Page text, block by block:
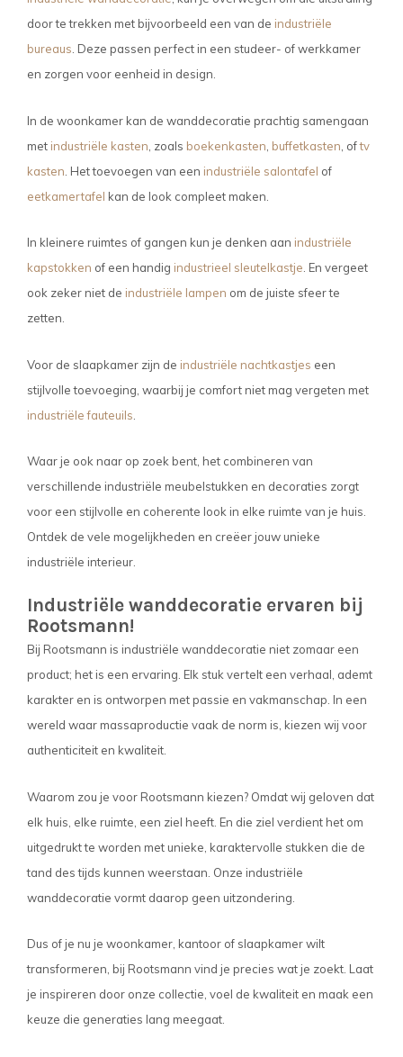
door te trekken met bijvoorbeeld een van de industriële
bureaus. Deze passen perfect in een studeer- of werkkamer
en zorgen voor eenheid in design.
In de woonkamer kan de wanddecoratie prachtig samengaan
met industriële kasten , zoals boekenkasten buffetkasten , oftv
kasten . Het toevoegen van een industriële salontafel of
eetkamertafel kan de look compleet maken.
In kleinere ruimtes of gangen kun je denken aan industriële
kapstokken of een handig industrieel sleutelkastje . En vergeet
ook zeker niet de industriële lampen om de juiste sfeer te
zetten.
Voor de slaapkamer zijn de industriële nachtkastjes een
stijlvolle toevoeging, waarbij je comfort niet mag vergeten met
industriële fauteuils
Waar je ook naar op zoek bent, het combineren van
verschillende industriële meubelstukken en decoraties zorgt
voor een stijlvolle en coherente look in elke ruimte van je huis.
Ontdek de vele mogelijkheden en creëer jouw unieke
industriële interieur.
Industriële wanddecoratie ervaren bij
Rootsmann!
Bij Rootsmann is industriële wanddecoratie niet zomaar een
product; het is een ervaring. Elk stuk vertelt een verhaal, ademt
karakter en is ontworpen met passie en vakmanschap. In een
wereld waar massaproductie vaak de norm is, kiezen wij voor
authenticiteit en kwaliteit.
Waarom zou je voor Rootsmann kiezen? Omdat wij geloven dat
elk huis, elke ruimte, een ziel heeft. En die ziel verdient het om
uitgedrukt te worden met unieke, karaktervolle stukken die de
tand des tijds kunnen weerstaan. Onze industriële
wanddecoratie vormt daarop geen uitzondering.
Dus of je nu je woonkamer, kantoor of slaapkamer wilt
transformeren, bij Rootsmann vind je precies wat je zoekt. Laat
je inspireren door onze collectie, voel de kwaliteit en maak een
keuze die generaties lang meegaat.